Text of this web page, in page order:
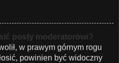
posty moderatorowi?
w prawym górnym rogu
powinien być widoczny